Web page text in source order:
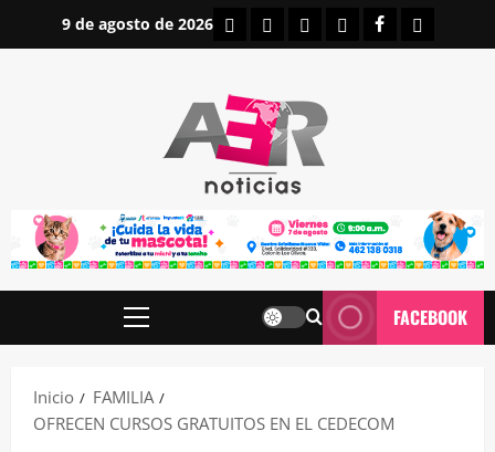
9 de agosto de 2026 INICIOIRAPUATO
ESTATALES
NACIONALES
FACEBOOK
Menú
FACEBOOK
Inicio
FAMILIA
OFRECEN CURSOS GRATUITOS EN EL CEDECOM